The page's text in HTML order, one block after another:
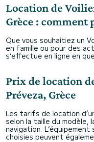
Location de
Grèce : comment
Que vous souhaitiez un
en famille ou pour des
s’effectue en ligne en
Prix de location
Préveza, Grèce
Les tarifs de location
selon la taille du modèle,
navigation.
choisies peuvent